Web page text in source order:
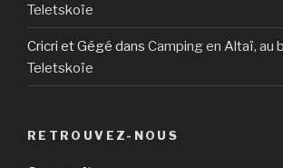
Teletskoïe
Cricri et Gégé dans Camping en Altaï, au
Teletskoïe
RETROUVEZ-NOUS